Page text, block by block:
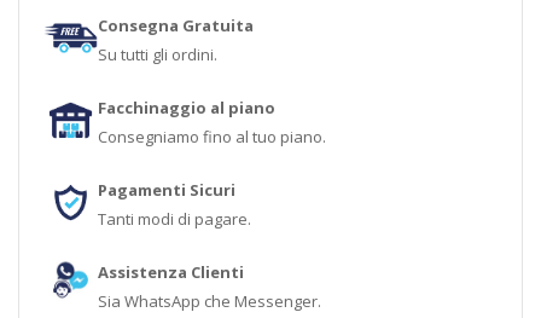
Consegna Gratuita
Su tutti gli ordini.
Facchinaggio al piano
Consegniamo fino al tuo piano.
Pagamenti Sicuri
Tanti modi di pagare.
Assistenza Clienti
Sia WhatsApp che Messenger.